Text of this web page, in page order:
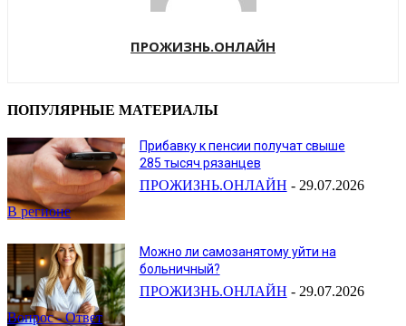
ПРОЖИЗНЬ.ОНЛАЙН
ПОПУЛЯРНЫЕ МАТЕРИАЛЫ
В регионе
Прибавку к пенсии получат свыше
285 тысяч рязанцев
ПРОЖИЗНЬ.ОНЛАЙН - 29.07.2026
Вопрос - Ответ
Можно ли самозанятому уйти на
больничный?
ПРОЖИЗНЬ.ОНЛАЙН - 29.07.2026